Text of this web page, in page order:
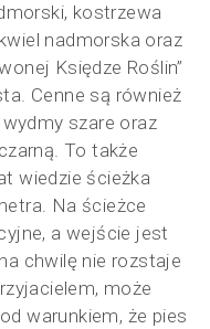
kostrzewa
nadmorska oraz
Księdze Roślin”
Cenne są również
szare oraz
To także
wiedzie ścieżka
Na ścieżce
a wejście jest
chwilę nie rozstaje
może
warunkiem, że pies